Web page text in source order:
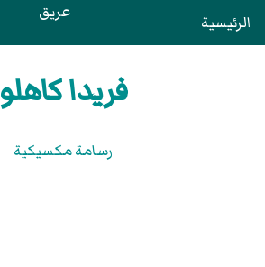
الرئيسية عريق
فريدا كاهلو
رسامة مكسيكية